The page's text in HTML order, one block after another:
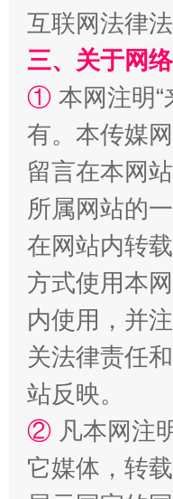
漫山遍野的桃花与雪
招工难、用工
互联网法律
三、关于网
① 本网注明
有。本传媒
留言在本网
所属网站的
在网站内转
方式使用本
内使用，并
关法律责任
站反映。
② 凡本网注
它媒体，转